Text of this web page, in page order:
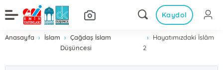
Kaydol
Anasayfa İslam
Çağdaş İslam
Düşüncesi
Hayatımızdaki İslâm
2